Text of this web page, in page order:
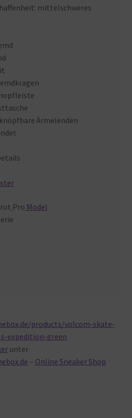
mittelschweres
Ärmelenden
Pro Model
products/volcom-skate-
expedition-green
unter
– Online Sneaker Shop